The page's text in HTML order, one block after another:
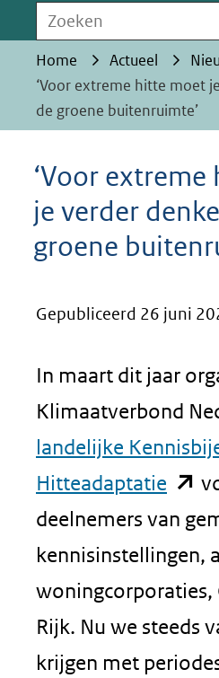
geweigerd.
Zoeken
Home Actueel
‘Voor extreme hitte moet
de groene buitenruimte’
‘Voor
je verder
groene
Gepubliceerd 26 juni
In maart dit jaar
Klimaatverbond
landelijke
Hitteadaptatie
in
nieuw
naar
deelnemers van
kennisinstellingen,
woningcorporaties,
Rijk. Nu we steeds
krijgen met